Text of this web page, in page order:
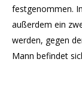
festgenommen.
außerdem ein
werden, gegen
Mann befindet